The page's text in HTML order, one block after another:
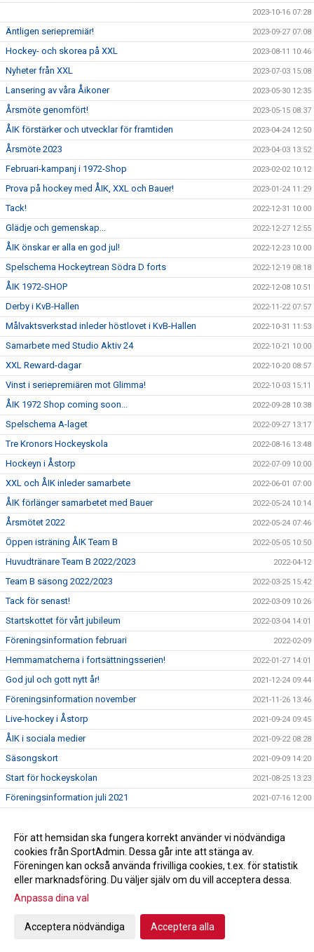
2023-10-16 07:28
Äntligen seriepremiär! 2023-09-27 07:08
Hockey- och skorea på XXL 2023-08-11 10:46
Nyheter från XXL 2023-07-03 15:08
Lansering av våra Åikoner 2023-05-30 12:35
Årsmöte genomfört! 2023-05-15 08:37
ÅIK förstärker och utvecklar för framtiden 2023-04-24 12:50
Årsmöte 2023 2023-04-03 13:52
Februari-kampanj i 1972-Shop 2023-02-02 10:12
Prova på hockey med ÅIK, XXL och Bauer! 2023-01-24 11:29
Tack! 2022-12-31 10:00
Glädje och gemenskap... 2022-12-27 12:55
ÅIK önskar er alla en god jul! 2022-12-23 10:00
Spelschema Hockeytrean Södra D forts 2022-12-19 08:18
ÅIK 1972-SHOP 2022-12-08 10:51
Derby i KvB-Hallen 2022-11-22 07:57
Målvaktsverkstad inleder höstlovet i KvB-Hallen 2022-10-31 11:53
Samarbete med Studio Aktiv 24 2022-10-21 10:00
XXL Reward-dagar 2022-10-20 08:57
Vinst i seriepremiären mot Glimma! 2022-10-03 15:11
ÅIK 1972 Shop coming soon... 2022-09-28 10:38
Spelschema A-laget 2022-09-27 13:17
Tre Kronors Hockeyskola 2022-08-16 13:48
Hockeyn i Åstorp 2022-07-09 10:00
XXL och ÅIK inleder samarbete 2022-06-01 07:00
ÅIK förlänger samarbetet med Bauer 2022-05-24 10:14
Årsmötet 2022 2022-05-24 07:46
Öppen isträning ÅIK Team B 2022-05-05 10:50
Huvudtränare Team B 2022/2023 2022-04-12
Team B säsong 2022/2023 2022-03-25 15:42
Tack för senast! 2022-03-09 10:26
Startskottet för vårt jubileum 2022-03-04 14:01
Föreningsinformation februari 2022-02-09
Hemmamatcherna i fortsättningsserien! 2022-01-27 14:01
God jul och gott nytt år! 2021-12-24 09:44
Föreningsinformation november 2021-11-26 13:46
Live-hockey i Åstorp 2021-09-24 09:45
ÅIK i sociala medier 2021-09-22 08:28
Säsongskort 2021-09-09 14:20
Start för hockeyskolan 2021-08-25 13:23
Föreningsinformation juli 2021 2021-07-16 12:00
Föreningsinformation 2021-06-24 16:00
Grafisk profil ÅIK 2021-06-23 14:57
Gå till Webbversion
För att hemsidan ska fungera korrekt använder vi nödvändiga
cookies från SportAdmin. Dessa går inte att stänga av.
Föreningen kan också använda frivilliga cookies, t.ex. för statistik
eller marknadsföring. Du väljer själv om du vill acceptera dessa.
Anpassa dina val
Acceptera nödvändiga Acceptera alla